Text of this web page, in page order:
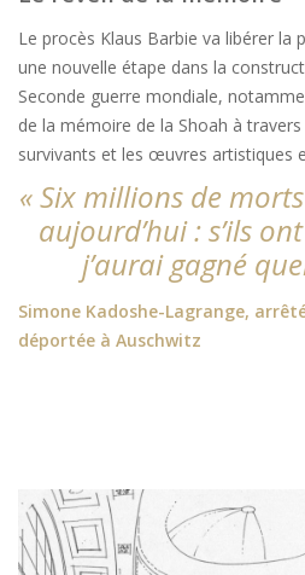
Le procès Klaus Barbie va libérer la
une nouvelle étape dans la
Seconde guerre mondiale,
de la mémoire de la Shoah à
survivants et les œuvres artistiques
« Six millions de
aujourd’hui : s’ils
j’aurai gagné
Simone Kadoshe-Lagrange,
déportée à Auschwitz